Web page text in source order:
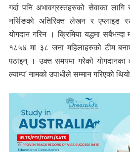
गर्दा पनि अभावग्रस्तहरुको सेवाका
नर्सिङको अतिरिक्त लेखन र एप्लाइड
योगदान गरिन । क्रिमिया यद्धमा
१८५४ मा ३८ जना महिलाहरुको टीम
पठाइन् । उक्त समयमा गरेको
ल्याम्प’ नामको उपाधीले सम्मान गरिएको